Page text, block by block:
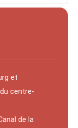
et
centre-
de la